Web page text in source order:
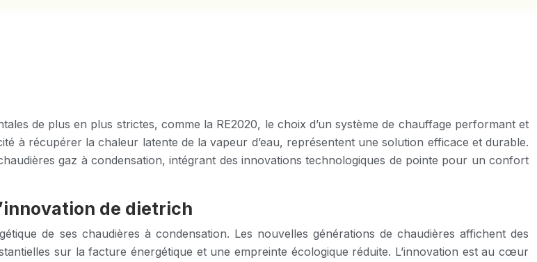
de plus en plus strictes, comme la RE2020, le choix d’un système de chauffage performant et
à récupérer la chaleur latente de la vapeur d’eau, représentent une solution efficace et durable.
gaz à condensation, intégrant des innovations technologiques de pointe pour un confort
de dietrich
de ses chaudières à condensation. Les nouvelles générations de chaudières affichent des
sur la facture énergétique et une empreinte écologique réduite. L’innovation est au cœur